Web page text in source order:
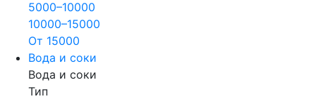
5000–10000
10000–15000
От 15000
Вода и соки
Вода и соки
Тип